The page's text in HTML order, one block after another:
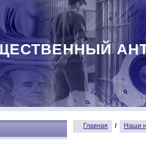
Главная / Наши